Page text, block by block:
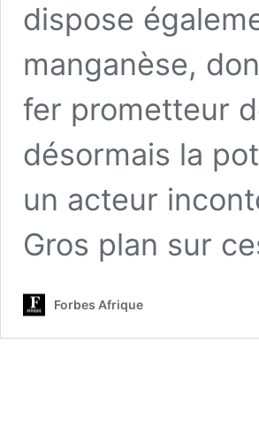
dispose
manganèse,
fer prometteur
désormais la
un acteur
Gros plan sur
Forbes Afrique